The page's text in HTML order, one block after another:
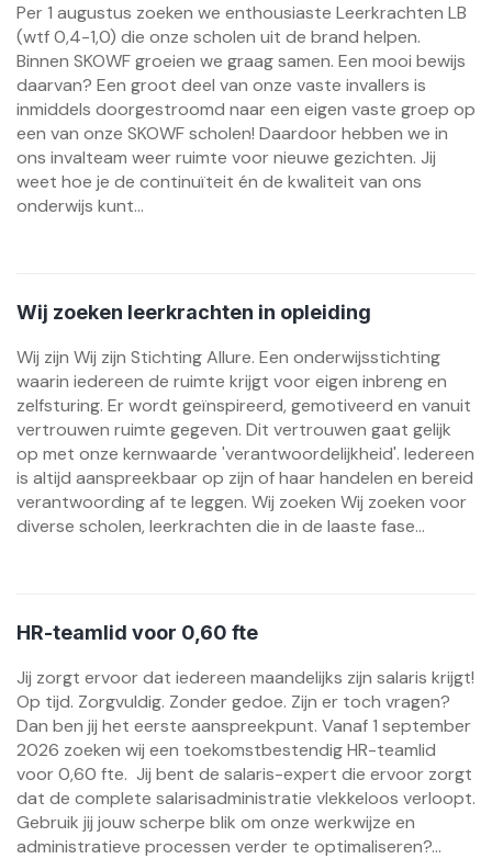
Per 1 augustus zoeken we enthousiaste Leerkrachten LB
(wtf 0,4-1,0) die onze scholen uit de brand helpen.
Binnen SKOWF groeien we graag samen. Een mooi bewijs
daarvan? Een groot deel van onze vaste invallers is
inmiddels doorgestroomd naar een eigen vaste groep op
een van onze SKOWF scholen! Daardoor hebben we in
ons invalteam weer ruimte voor nieuwe gezichten. Jij
weet hoe je de continuïteit én de kwaliteit van ons
onderwijs kunt...
Wij zoeken leerkrachten in opleiding
Wij zijn Wij zijn Stichting Allure. Een onderwijsstichting
waarin iedereen de ruimte krijgt voor eigen inbreng en
zelfsturing. Er wordt geïnspireerd, gemotiveerd en vanuit
vertrouwen ruimte gegeven. Dit vertrouwen gaat gelijk
op met onze kernwaarde 'verantwoordelijkheid'. Iedereen
is altijd aanspreekbaar op zijn of haar handelen en bereid
verantwoording af te leggen. Wij zoeken Wij zoeken voor
diverse scholen, leerkrachten die in de laaste fase...
HR-teamlid voor 0,60 fte
Jij zorgt ervoor dat iedereen maandelijks zijn salaris krijgt!
Op tijd. Zorgvuldig. Zonder gedoe. Zijn er toch vragen?
Dan ben jij het eerste aanspreekpunt. Vanaf 1 september
2026 zoeken wij een toekomstbestendig HR-teamlid
voor 0,60 fte. Jij bent de salaris-expert die ervoor zorgt
dat de complete salarisadministratie vlekkeloos verloopt.
Gebruik jij jouw scherpe blik om onze werkwijze en
administratieve processen verder te optimaliseren?...